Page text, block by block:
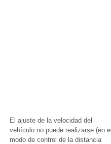
El ajuste de la velocidad del
vehículo no puede realizarse (en el
modo de control de la distancia